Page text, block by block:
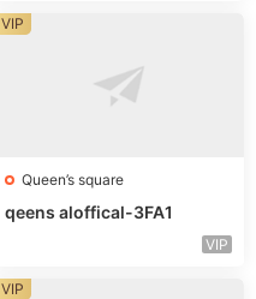
Queen’s square
qeens aloffical-3FA1
VIP
VIP
VIP